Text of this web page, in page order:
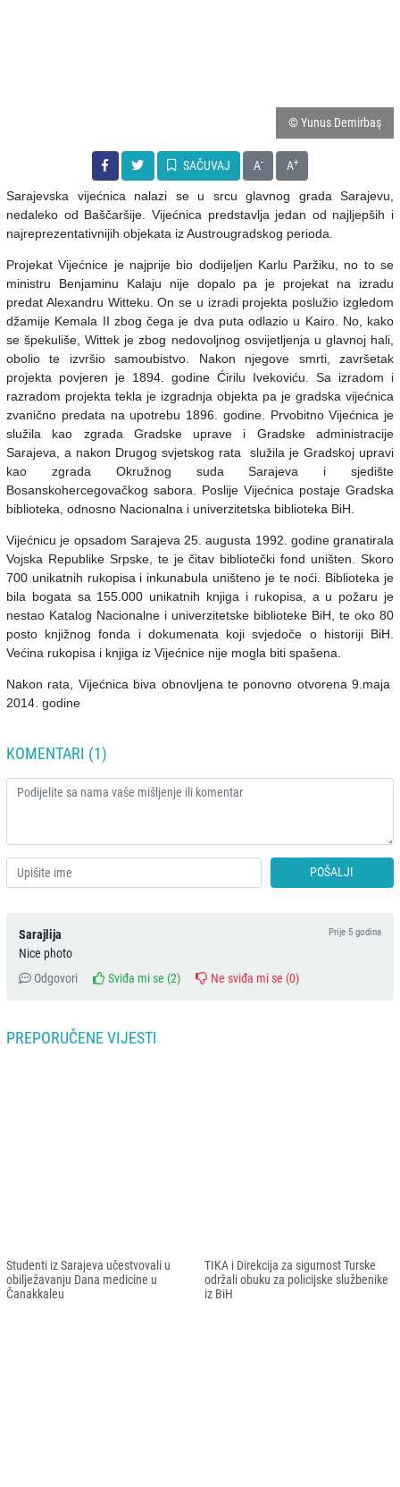
© Yunus Demirbaş
SAČUVAJ A- A+
Sarajevska vijećnica nalazi se u srcu glavnog grada Sarajevu,
nedaleko od Baščaršije. Vijećnica predstavlja jedan od najljepših i
najreprezentativnijih objekata iz Austrougradskog perioda.
Projekat Vijećnice je najprije bio dodijeljen Karlu Paržiku, no to se
ministru Benjaminu Kalaju nije dopalo pa je projekat na izradu
predat Alexandru Witteku. On se u izradi projekta poslužio izgledom
džamije Kemala II zbog čega je dva puta odlazio u Kairo. No, kako
se špekuliše, Wittek je zbog nedovoljnog osvijetljenja u glavnoj hali,
obolio te izvršio samoubistvo. Nakon njegove smrti, završetak
projekta povjeren je 1894. godine Ćirilu Ivekoviću. Sa izradom i
razradom projekta tekla je izgradnja objekta pa je gradska vijećnica
zvanično predata na upotrebu 1896. godine. Prvobitno Vijećnica je
služila kao zgrada Gradske uprave i Gradske administracije
Sarajeva, a nakon Drugog svjetskog rata služila je Gradskoj upravi
kao zgrada Okružnog suda Sarajeva i sjedište
Bosanskohercegovačkog sabora. Poslije Vijećnica postaje Gradska
biblioteka, odnosno Nacionalna i univerzitetska biblioteka BiH.
Vijećnicu je opsadom Sarajeva 25. augusta 1992. godine granatirala
Vojska Republike Srpske, te je čitav bibliotečki fond uništen. Skoro
700 unikatnih rukopisa i inkunabula uništeno je te noći. Biblioteka je
bila bogata sa 155.000 unikatnih knjiga i rukopisa, a u požaru je
nestao Katalog Nacionalne i univerzitetske biblioteke BiH, te oko 80
posto knjižnog fonda i dokumenata koji svjedoče o historiji BiH.
Većina rukopisa i knjiga iz Vijećnice nije mogla biti spašena.
Nakon rata, Vijećnica biva obnovljena te ponovno otvorena 9.maja
2014. godine
KOMENTARI (1)
POŠALJI
Sarajlija Prije 5 godina
Nice photo
Odgovori
Sviđa mi se (2) Ne sviđa mi se (0)
PREPORUČENE VIJESTI
Studenti iz Sarajeva učestvovali u
obilježavanju Dana medicine u
Čanakkaleu
TIKA i Direkcija za sigurnost Turske
održali obuku za policijske službenike
iz BiH